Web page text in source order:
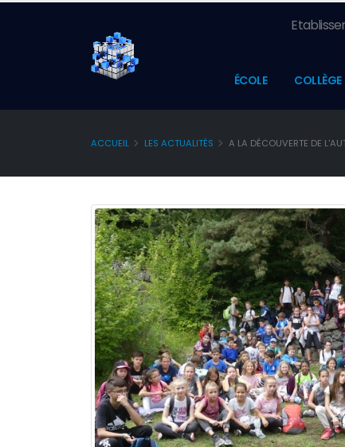
ÉCOLE COLLÈGE
ACCUEIL LES ACTUALITÉS A LA DÉCOUVERTE DE